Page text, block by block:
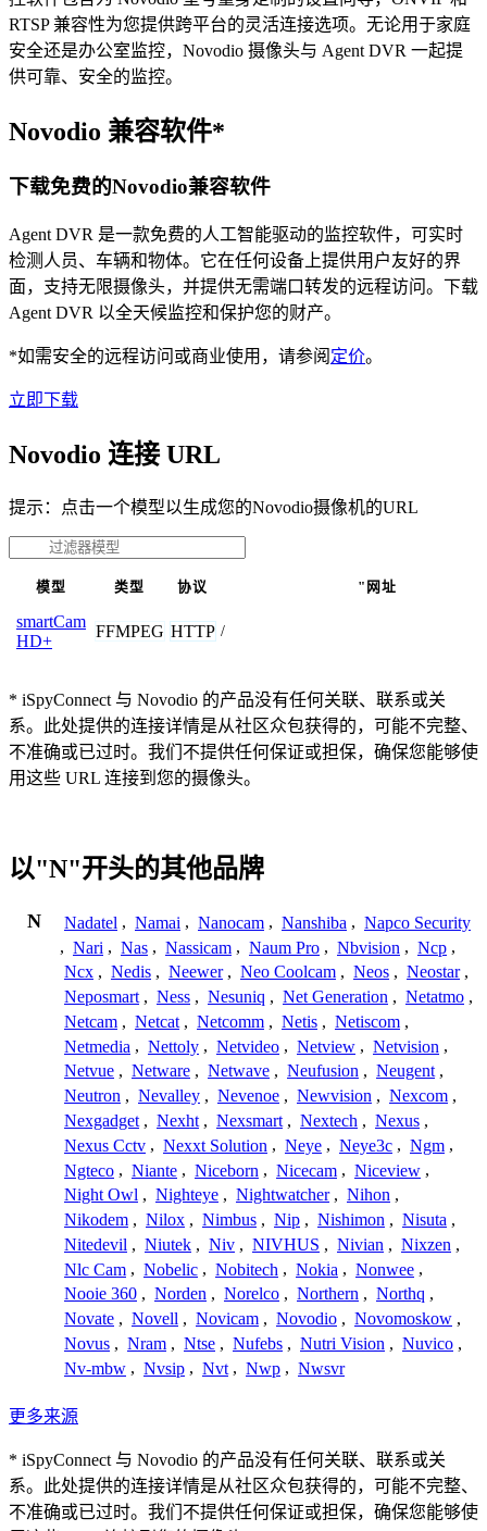
RTSP 兼容性为您提供跨平台的灵活连接选项。无论用于家庭
安全还是办公室监控，Novodio 摄像头与 Agent DVR 一起提
供可靠、安全的监控。
Novodio 兼容软件*
下载免费的Novodio兼容软件
Agent DVR 是一款免费的人工智能驱动的监控软件，可实时
检测人员、车辆和物体。它在任何设备上提供用户友好的界
面，支持无限摄像头，并提供无需端口转发的远程访问。下载
Agent DVR 以全天候监控和保护您的财产。
*如需安全的远程访问或商业使用，请参阅 定价。
立即下载
Novodio 连接 URL
提示：点击一个模型以生成您的Novodio摄像机的URL
模型 类型 协议 "网址
smartCam
HD+
FFMPEG HTTP /
* iSpyConnect 与 Novodio 的产品没有任何关联、联系或关
系。此处提供的连接详情是从社区众包获得的，可能不完整、
不准确或已过时。我们不提供任何保证或担保，确保您能够使
用这些 URL 连接到您的摄像头。
以"N"开头的其他品牌
N Nadatel , Namai , Nanocam , Nanshiba , Napco Security
, Nari , Nas , Nassicam , Naum Pro , Nbvision , Ncp ,
Ncx , Nedis , Neewer , Neo Coolcam , Neos , Neostar ,
Neposmart , Ness , Nesuniq , Net Generation , Netatmo ,
Netcam , Netcat , Netcomm , Netis , Netiscom ,
Netmedia , Nettoly , Netvideo , Netview , Netvision ,
Netvue , Netware , Netwave , Neufusion , Neugent ,
Neutron , Nevalley , Nevenoe , Newvision , Nexcom ,
Nexgadget , Nexht , Nexsmart , Nextech , Nexus ,
Nexus Cctv , Nexxt Solution , Neye , Neye3c , Ngm ,
Ngteco , Niante , Niceborn , Nicecam , Niceview ,
Night Owl , Nighteye , Nightwatcher , Nihon ,
Nikodem , Nilox , Nimbus , Nip , Nishimon , Nisuta ,
Nitedevil , Niutek , Niv , NIVHUS , Nivian , Nixzen ,
Nlc Cam , Nobelic , Nobitech , Nokia , Nonwee ,
Nooie 360 , Norden , Norelco , Northern , Northq ,
Novate , Novell , Novicam , Novodio , Novomoskow ,
Novus , Nram , Ntse , Nufebs , Nutri Vision , Nuvico ,
Nv-mbw , Nvsip , Nvt , Nwp , Nwsvr
更多来源
* iSpyConnect 与 Novodio 的产品没有任何关联、联系或关
系。此处提供的连接详情是从社区众包获得的，可能不完整、
不准确或已过时。我们不提供任何保证或担保，确保您能够使